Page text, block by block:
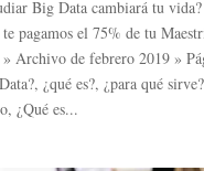
Big Data cambiará tu
pagamos el 75% de tu
Archivo de febrero 2019 »
¿qué es?, ¿para qué
¿Qué es...